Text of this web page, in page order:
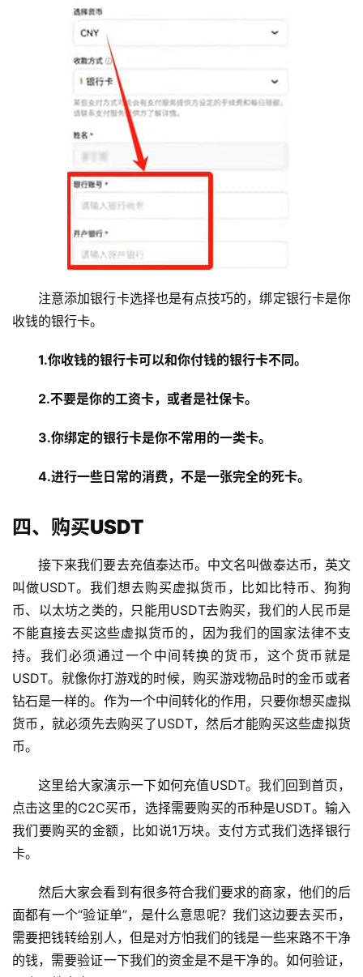
注意添加银行卡选择也是有点技巧的，绑定银行卡是你
收钱的银行卡。
1.你收钱的银行卡可以和你付钱的银行卡不同。
2.不要是你的工资卡，或者是社保卡。
3.你绑定的银行卡是你不常用的一类卡。
4.进行一些日常的消费，不是一张完全的死卡。
四、购买USDT
接下来我们要去充值泰达币。中文名叫做泰达币，英文
叫做USDT。我们想去购买虚拟货币，比如比特币、狗狗
币、以太坊之类的，只能用USDT去购买，我们的人民币是
不能直接去买这些虚拟货币的，因为我们的国家法律不支
持。我们必须通过一个中间转换的货币，这个货币就是
USDT。就像你打游戏的时候，购买游戏物品时的金币或者
钻石是一样的。作为一个中间转化的作用，只要你想买虚拟
货币，就必须先去购买了USDT，然后才能购买这些虚拟货
币。
这里给大家演示一下如何充值USDT。我们回到首页，
点击这里的C2C买币，选择需要购买的币种是USDT。输入
我们要购买的金额，比如说1万块。支付方式我们选择银行
卡。
然后大家会看到有很多符合我们要求的商家，他们的后
面都有一个“验证单”，是什么意思呢？我们这边要去买币，
需要把钱转给别人，但是对方怕我们的钱是一些来路不干净
的钱，需要验证一下我们的资金是不是干净的。如何验证，